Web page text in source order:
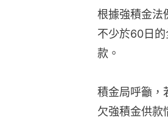
根據強積金法
不少於60日
款。
積金局呼籲，
欠強積金供款